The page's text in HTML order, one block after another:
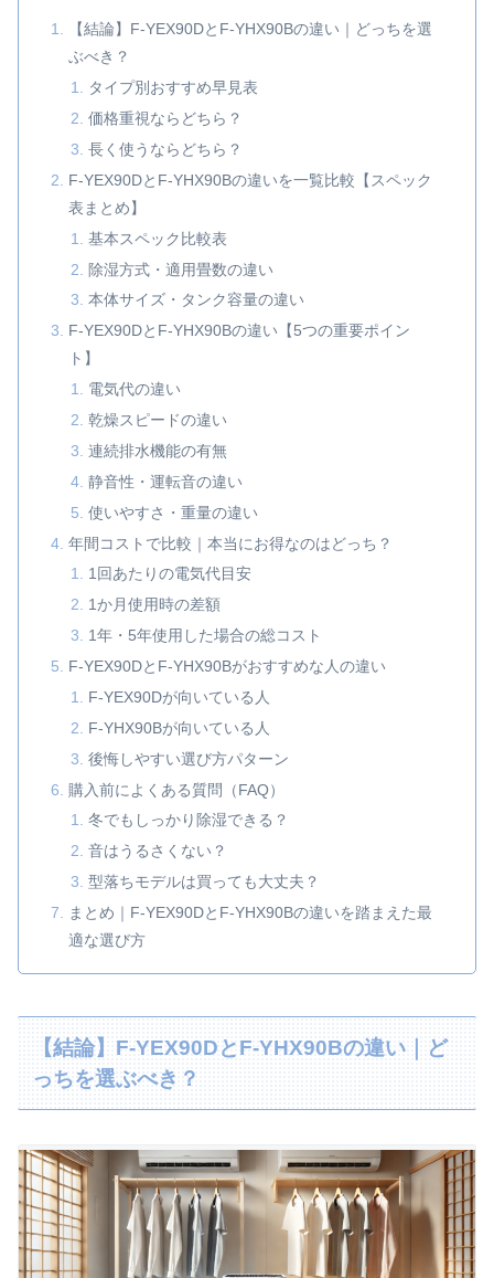
【結論】F‑YEX90DとF‑YHX90Bの違い｜どっちを選
ぶべき？
タイプ別おすすめ早見表
価格重視ならどちら？
長く使うならどちら？
F‑YEX90DとF‑YHX90Bの違いを一覧比較【スペック
表まとめ】
基本スペック比較表
除湿方式・適用畳数の違い
本体サイズ・タンク容量の違い
F‑YEX90DとF‑YHX90Bの違い【5つの重要ポイン
ト】
電気代の違い
乾燥スピードの違い
連続排水機能の有無
静音性・運転音の違い
使いやすさ・重量の違い
年間コストで比較｜本当にお得なのはどっち？
1回あたりの電気代目安
1か月使用時の差額
1年・5年使用した場合の総コスト
F‑YEX90DとF‑YHX90Bがおすすめな人の違い
F‑YEX90Dが向いている人
F‑YHX90Bが向いている人
後悔しやすい選び方パターン
購入前によくある質問（FAQ）
冬でもしっかり除湿できる？
音はうるさくない？
型落ちモデルは買っても大丈夫？
まとめ｜F‑YEX90DとF‑YHX90Bの違いを踏まえた最
適な選び方
【結論】F‑YEX90DとF‑YHX90Bの違い｜ど
っちを選ぶべき？